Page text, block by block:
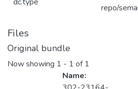
repo/
Files
Original bundle
Now showing 1 - 1 of 1
Name: